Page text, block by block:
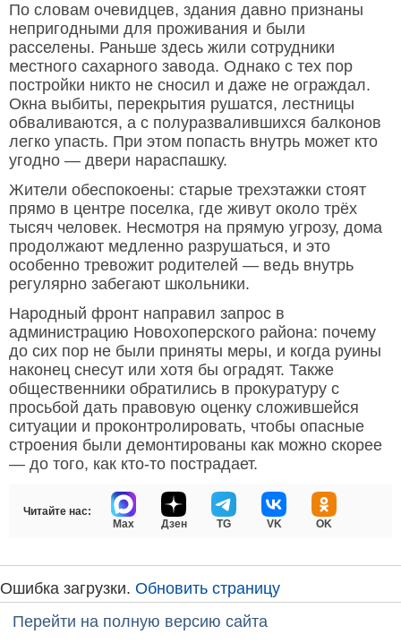
По словам очевидцев, здания давно признаны
непригодными для проживания и были
расселены. Раньше здесь жили сотрудники
местного сахарного завода. Однако с тех пор
постройки никто не сносил и даже не ограждал.
Окна выбиты, перекрытия рушатся, лестницы
обваливаются, а с полуразвалившихся балконов
легко упасть. При этом попасть внутрь может кто
угодно — двери нараспашку.
Жители обеспокоены: старые трехэтажки стоят
прямо в центре поселка, где живут около трёх
тысяч человек. Несмотря на прямую угрозу, дома
продолжают медленно разрушаться, и это
особенно тревожит родителей — ведь внутрь
регулярно забегают школьники.
Народный фронт направил запрос в
администрацию Новохоперского района: почему
до сих пор не были приняты меры, и когда руины
наконец снесут или хотя бы оградят. Также
общественники обратились в прокуратуру с
просьбой дать правовую оценку сложившейся
ситуации и проконтролировать, чтобы опасные
строения были демонтированы как можно скорее
— до того, как кто-то пострадает.
Читайте нас:
Max
Дзен TG VK OK
Ошибка загрузки. Обновить страницу
Перейти на полную версию сайта